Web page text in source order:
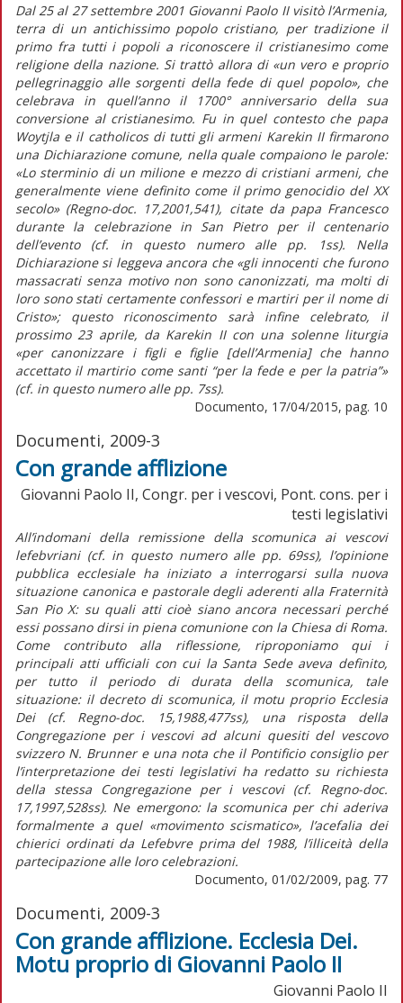
Dal 25 al 27 settembre 2001 Giovanni Paolo II visitò l’Armenia,
terra di un antichissimo popolo cristiano, per tradizione il
primo fra tutti i popoli a riconoscere il cristianesimo come
religione della nazione. Si trattò allora di «un vero e proprio
pellegrinaggio alle sorgenti della fede di quel popolo», che
celebrava in quell’anno il 1700° anniversario della sua
conversione al cristianesimo. Fu in quel contesto che papa
Woytjla e il catholicos di tutti gli armeni Karekin II firmarono
una Dichiarazione comune, nella quale compaiono le parole:
«Lo sterminio di un milione e mezzo di cristiani armeni, che
generalmente viene definito come il primo genocidio del XX
secolo» (Regno-doc. 17,2001,541), citate da papa Francesco
durante la celebrazione in San Pietro per il centenario
dell’evento (cf. in questo numero alle pp. 1ss). Nella
Dichiarazione si leggeva ancora che «gli innocenti che furono
massacrati senza motivo non sono canonizzati, ma molti di
loro sono stati certamente confessori e martiri per il nome di
Cristo»; questo riconoscimento sarà infine celebrato, il
prossimo 23 aprile, da Karekin II con una solenne liturgia
«per canonizzare i figli e figlie [dell’Armenia] che hanno
accettato il martirio come santi “per la fede e per la patria”»
(cf. in questo numero alle pp. 7ss).
Documento, 17/04/2015, pag. 10
Documenti, 2009-3
Con grande afflizione
Giovanni Paolo II, Congr. per i vescovi, Pont. cons. per i
testi legislativi
All’indomani della remissione della scomunica ai vescovi
lefebvriani (cf. in questo numero alle pp. 69ss), l’opinione
pubblica ecclesiale ha iniziato a interrogarsi sulla nuova
situazione canonica e pastorale degli aderenti alla Fraternità
San Pio X: su quali atti cioè siano ancora necessari perché
essi possano dirsi in piena comunione con la Chiesa di Roma.
Come contributo alla riflessione, riproponiamo qui i
principali atti ufficiali con cui la Santa Sede aveva definito,
per tutto il periodo di durata della scomunica, tale
situazione: il decreto di scomunica, il motu proprio Ecclesia
Dei (cf. Regno-doc. 15,1988,477ss), una risposta della
Congregazione per i vescovi ad alcuni quesiti del vescovo
svizzero N. Brunner e una nota che il Pontificio consiglio per
l’interpretazione dei testi legislativi ha redatto su richiesta
della stessa Congregazione per i vescovi (cf. Regno-doc.
17,1997,528ss). Ne emergono: la scomunica per chi aderiva
formalmente a quel «movimento scismatico», l’acefalia dei
chierici ordinati da Lefebvre prima del 1988, l’illiceità della
partecipazione alle loro celebrazioni.
Documento, 01/02/2009, pag. 77
Documenti, 2009-3
Con grande afflizione. Ecclesia Dei.
Motu proprio di Giovanni Paolo II
Giovanni Paolo II